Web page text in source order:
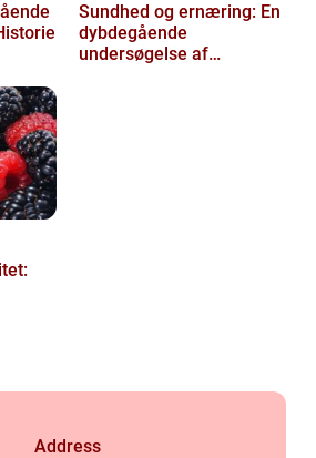
Sundhed og ernæring: En
dybdegående
undersøgelse af
Address